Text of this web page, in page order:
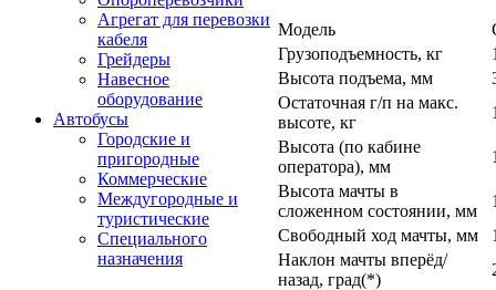
Агрегат для перевозки
кабеля
Грейдеры
Навесное
оборудование
Автобусы
Городские и
пригородные
Коммерческие
Междугородные и
туристические
Специального
назначения
Модель
Грузоподъемность, кг
Высота подъема, мм
Остаточная г/п на макс.
высоте, кг
Высота (по кабине
оператора), мм
Высота мачты в
сложенном состоянии, мм
Свободный ход мачты, мм
Наклон мачты вперёд/
назад, град(*)